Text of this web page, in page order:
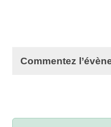
Commentez